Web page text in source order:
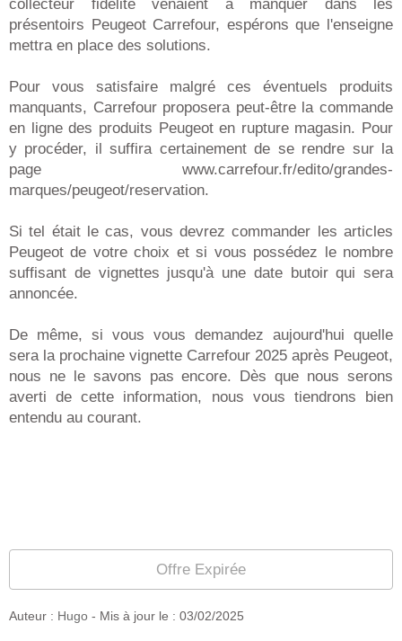
collecteur fidélité venaient à manquer dans les
présentoirs Peugeot Carrefour, espérons que l'enseigne
mettra en place des solutions.
Pour vous satisfaire malgré ces éventuels produits
manquants, Carrefour proposera peut-être la commande
en ligne des produits Peugeot en rupture magasin. Pour
y procéder, il suffira certainement de se rendre sur la
page www.carrefour.fr/edito/grandes-
marques/peugeot/reservation.
Si tel était le cas, vous devrez commander les articles
Peugeot de votre choix et si vous possédez le nombre
suffisant de vignettes jusqu'à une date butoir qui sera
annoncée.
De même, si vous vous demandez aujourd'hui quelle
sera la prochaine vignette Carrefour 2025 après Peugeot,
nous ne le savons pas encore. Dès que nous serons
averti de cette information, nous vous tiendrons bien
entendu au courant.
Offre Expirée
Auteur : Hugo - Mis à jour le : 03/02/2025